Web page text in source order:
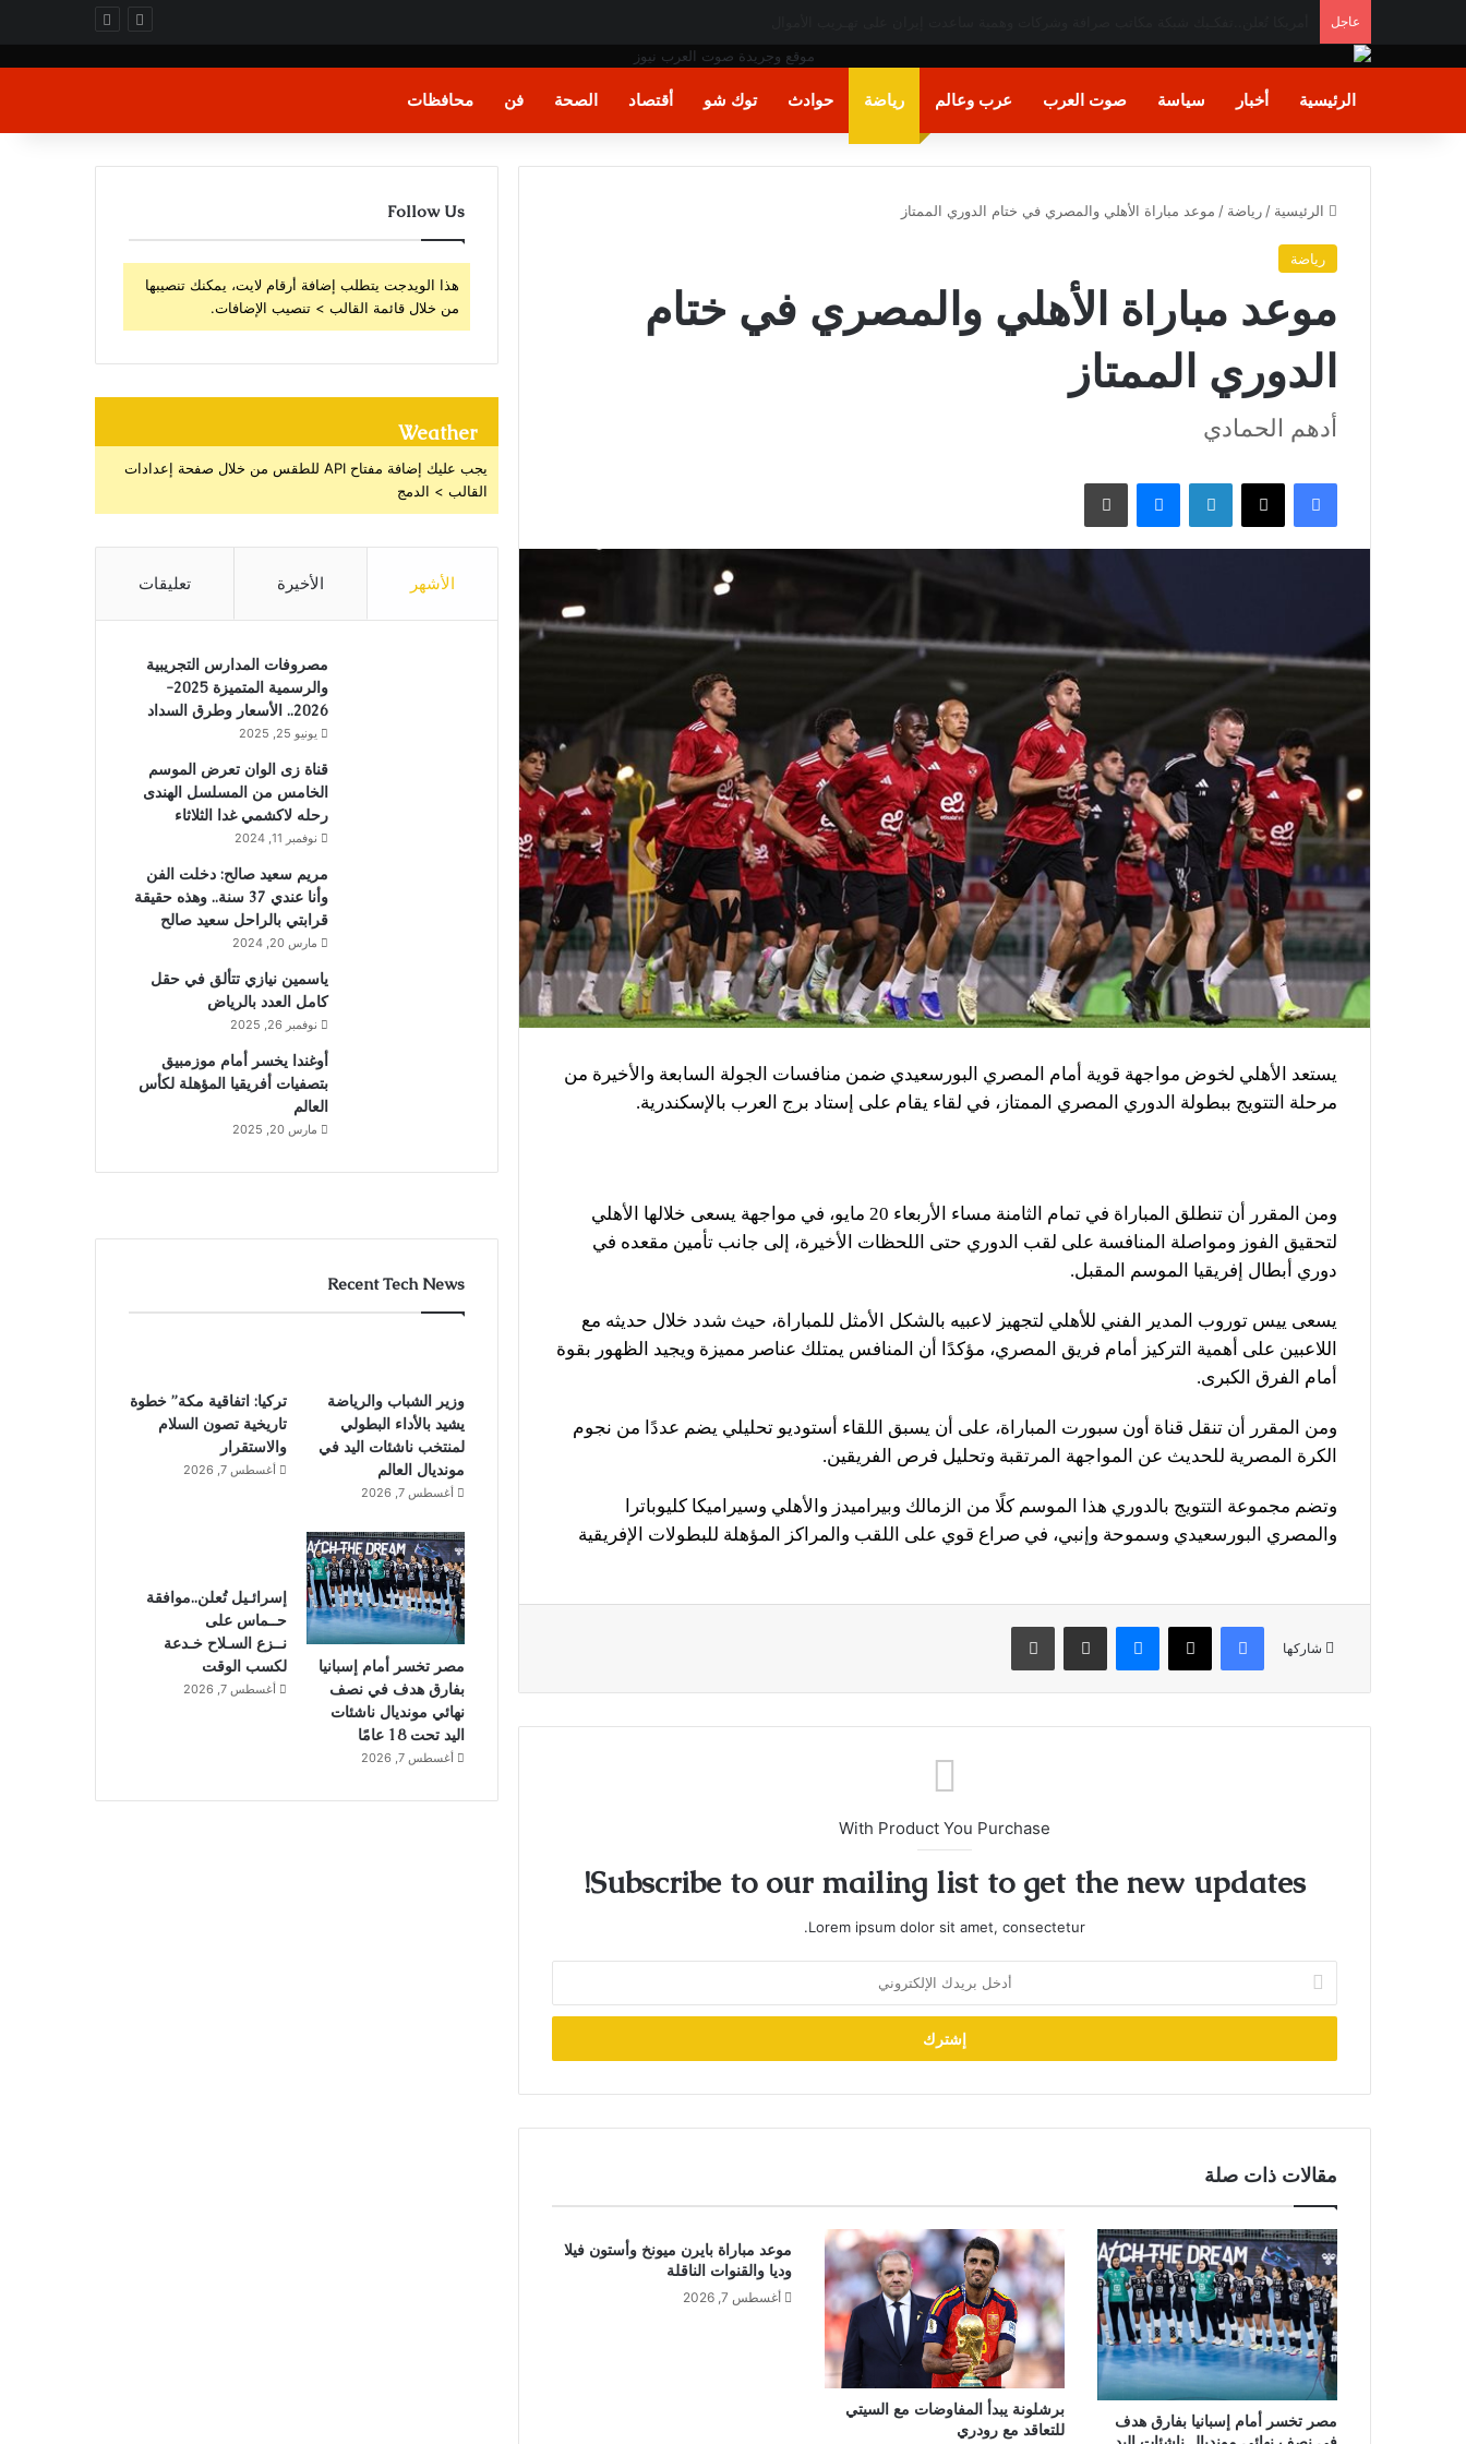
عاجل
الرئيسية أخبار سياسة صوت العرب عرب وعالم رياضة حوادث توك شو أقتصاد الصحة فن محافظات
الرئيسية / رياضة / موعد مباراة الأهلي والمصري في ختام الدوري الممتاز
رياضة
موعد مباراة الأهلي والمصري في ختام
الدوري الممتاز
أدهم الحمادي
فيسبوك X لينكدإن ماسنجر طباعة
يستعد الأهلي لخوض مواجهة قوية أمام المصري البورسعيدي ضمن منافسات الجولة السابعة والأخيرة من
مرحلة التتويج ببطولة الدوري المصري الممتاز، في لقاء يقام على إستاد برج العرب بالإسكندرية.
ومن المقرر أن تنطلق المباراة في تمام الثامنة مساء الأربعاء 20 مايو، في مواجهة يسعى خلالها الأهلي
لتحقيق الفوز ومواصلة المنافسة على لقب الدوري حتى اللحظات الأخيرة، إلى جانب تأمين مقعده في
دوري أبطال إفريقيا الموسم المقبل.
يسعى ييس توروب المدير الفني للأهلي لتجهيز لاعبيه بالشكل الأمثل للمباراة، حيث شدد خلال حديثه مع
اللاعبين على أهمية التركيز أمام فريق المصري، مؤكدًا أن المنافس يمتلك عناصر مميزة ويجيد الظهور بقوة
أمام الفرق الكبرى.
ومن المقرر أن تنقل قناة أون سبورت المباراة، على أن يسبق اللقاء أستوديو تحليلي يضم عددًا من نجوم
الكرة المصرية للحديث عن المواجهة المرتقبة وتحليل فرص الفريقين.
وتضم مجموعة التتويج بالدوري هذا الموسم كلًا من الزمالك وبيراميدز والأهلي وسيراميكا كليوباترا
والمصري البورسعيدي وسموحة وإنبي، في صراع قوي على اللقب والمراكز المؤهلة للبطولات الإفريقية
شاركها
فيسبوك X ماسنجر مشاركة عبر البريد طباعة
With Product You Purchase
Subscribe to our mailing list to get the new updates!
Lorem ipsum dolor sit amet, consectetur.
بريدك
الإلكتروني
مقالات ذات صلة
مصر تخسر أمام إسبانيا بفارق هدف
برشلونة يبدأ المفاوضات مع السيتي
للتعاقد مع رودري
موعد مباراة بايرن ميونخ وأستون فيلا
وديا والقنوات الناقلة
أغسطس 7, 2026
Follow Us
هذا الويدجت يتطلب إضافة أرقام لايت، يمكنك تنصيبها
من خلال قائمة القالب > تنصيب الإضافات.
Weather
يجب عليك إضافة مفتاح API للطقس من خلال صفحة إعدادات
القالب > الدمج
الأشهر الأخيرة تعليقات
مصروفات المدارس التجريبية
والرسمية المتميزة 2025-
2026.. الأسعار وطرق السداد
يونيو 25, 2025
قناة زى الوان تعرض الموسم
الخامس من المسلسل الهندى
رحله لاكشمي غدا الثلاثاء
نوفمبر 11, 2024
مريم سعيد صالح: دخلت الفن
وأنا عندي 37 سنة.. وهذه حقيقة
قرابتي بالراحل سعيد صالح
مارس 20, 2024
ياسمين نيازي تتألق في حقل
كامل العدد بالرياض
نوفمبر 26, 2025
أوغندا يخسر أمام موزمبيق
بتصفيات أفريقيا المؤهلة لكأس
العالم
مارس 20, 2025
Recent Tech News
وزير الشباب والرياضة
يشيد بالأداء البطولي
لمنتخب ناشئات اليد في
مونديال العالم
أغسطس 7, 2026
تركيا: اتفاقية مكة” خطوة
تاريخية تصون السلام
والاستقرار
أغسطس 7, 2026
مصر تخسر أمام إسبانيا
بفارق هدف في نصف
نهائي مونديال ناشئات
اليد تحت 18 عامًا
أغسطس 7, 2026
إسرائـيل تُعلن..موافقة
حــماس على
نــزع السـلاح خـدعة
لكسب الوقت
أغسطس 7, 2026